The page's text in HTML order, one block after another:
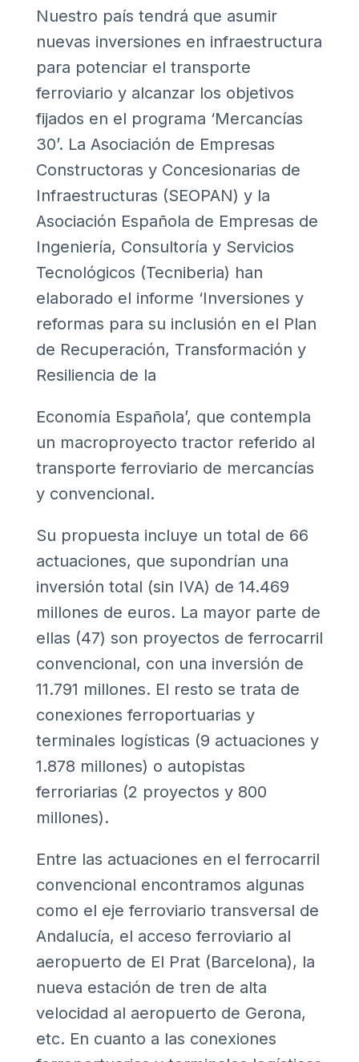
Nuestro país tendrá que asumir
nuevas inversiones en infraestructura
para potenciar el transporte
ferroviario y alcanzar los objetivos
fijados en el programa ‘Mercancías
30’. La Asociación de Empresas
Constructoras y Concesionarias de
Infraestructuras (SEOPAN) y la
Asociación Española de Empresas de
Ingeniería, Consultoría y Servicios
Tecnológicos (Tecniberia) han
elaborado el informe ‘Inversiones y
reformas para su inclusión en el Plan
de Recuperación, Transformación y
Resiliencia de la
Economía Española’, que contempla
un macroproyecto tractor referido al
transporte ferroviario de mercancías
y convencional.
Su propuesta incluye un total de 66
actuaciones, que supondrían una
inversión total (sin IVA) de 14.469
millones de euros. La mayor parte de
ellas (47) son proyectos de ferrocarril
convencional, con una inversión de
11.791 millones. El resto se trata de
conexiones ferroportuarias y
terminales logísticas (9 actuaciones y
1.878 millones) o autopistas
ferroriarias (2 proyectos y 800
millones).
Entre las actuaciones en el ferrocarril
convencional encontramos algunas
como el eje ferroviario transversal de
Andalucía, el acceso ferroviario al
aeropuerto de El Prat (Barcelona), la
nueva estación de tren de alta
velocidad al aeropuerto de Gerona,
etc. En cuanto a las conexiones